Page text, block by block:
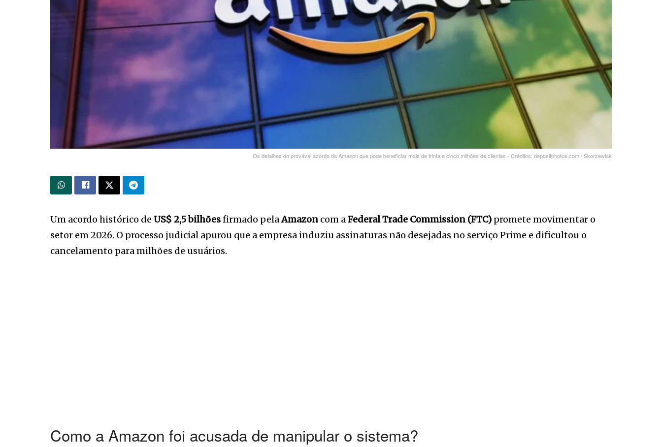
Os detalhes do provável acordo da Amazon que pode beneficiar mais de trinta e cinco milhões de clientes - Créditos: depositphotos.com / Skorzewiak
Um acordo histórico de US$ 2,5 bilhõesfirmado pelaAmazon com aFederal Trade Commission (FTC) promete movimentar o
setor em 2026. O processo judicial apurou que a empresa induziu assinaturas não desejadas no serviço Prime e dificultou o
cancelamento para milhões de usuários.
Como a Amazon foi acusada de manipular o sistema?